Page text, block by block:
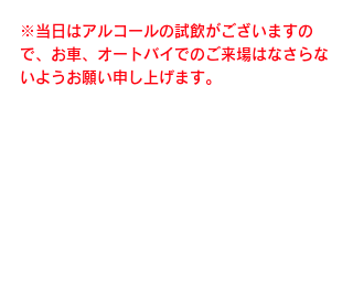
※当日はアルコールの試飲がございますの
で、お車、オートバイでのご来場はなさらな
いようお願い申し上げます。